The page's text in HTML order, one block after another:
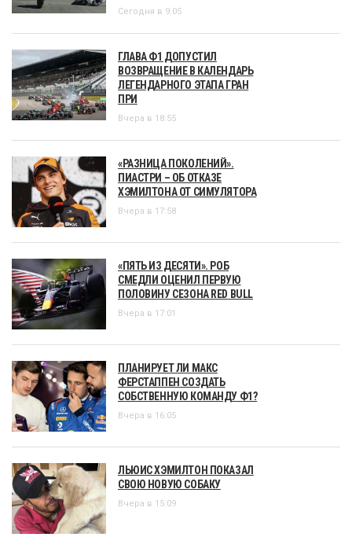
Сегодня в 9:05
ГЛАВА Ф1 ДОПУСТИЛ
ВОЗВРАЩЕНИЕ В КАЛЕНДАРЬ
ЛЕГЕНДАРНОГО ЭТАПА ГРАН
ПРИ
Вчера в 18:55
«РАЗНИЦА ПОКОЛЕНИЙ».
ПИАСТРИ – ОБ ОТКАЗЕ
ХЭМИЛТОНА ОТ СИМУЛЯТОРА
Вчера в 17:58
«ПЯТЬ ИЗ ДЕСЯТИ». РОБ
СМЕДЛИ ОЦЕНИЛ ПЕРВУЮ
ПОЛОВИНУ СЕЗОНА RED BULL
Вчера в 17:01
ПЛАНИРУЕТ ЛИ МАКС
ФЕРСТАППЕН СОЗДАТЬ
СОБСТВЕННУЮ КОМАНДУ Ф1?
Вчера в 16:05
ЛЬЮИС ХЭМИЛТОН ПОКАЗАЛ
СВОЮ НОВУЮ СОБАКУ
Вчера в 15:09